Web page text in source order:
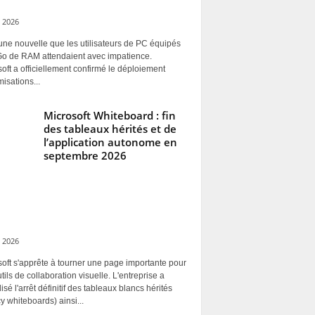
nouvelle que les utilisateurs de PC équipés
de RAM attendaient avec impatience.
a officiellement confirmé le déploiement
Microsoft Whiteboard : fin
des tableaux hérités et de
l’application autonome en
septembre 2026
s'apprête à tourner une page importante pour
de collaboration visuelle. L'entreprise a
l'arrêt définitif des tableaux blancs hérités
whiteboards) ainsi...